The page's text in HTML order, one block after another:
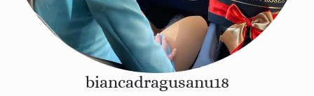
biancadragusanu18